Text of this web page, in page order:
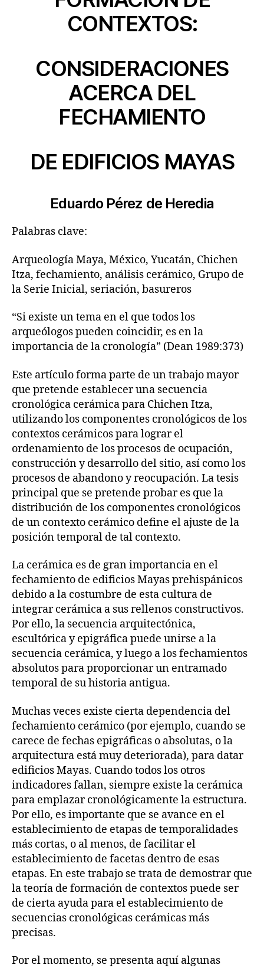
CONTEXTOS:
CONSIDERACIONES
ACERCA DEL
FECHAMIENTO
DE EDIFICIOS MAYAS
Eduardo Pérez de Heredia
Palabras clave:
Arqueología Maya, México, Yucatán, Chichen
Itza, fechamiento, análisis cerámico, Grupo de
la Serie Inicial, seriación, basureros
“Si existe un tema en el que todos los
arqueólogos pueden coincidir, es en la
importancia de la cronología” (Dean 1989:373)
Este artículo forma parte de un trabajo mayor
que pretende establecer una secuencia
cronológica cerámica para Chichen Itza,
utilizando los componentes cronológicos de los
contextos cerámicos para lograr el
ordenamiento de los procesos de ocupación,
construcción y desarrollo del sitio, así como los
procesos de abandono y reocupación. La tesis
principal que se pretende probar es que la
distribución de los componentes cronológicos
de un contexto cerámico define el ajuste de la
posición temporal de tal contexto.
La cerámica es de gran importancia en el
fechamiento de edificios Mayas prehispánicos
debido a la costumbre de esta cultura de
integrar cerámica a sus rellenos constructivos.
Por ello, la secuencia arquitectónica,
escultórica y epigráfica puede unirse a la
secuencia cerámica, y luego a los fechamientos
absolutos para proporcionar un entramado
temporal de su historia antigua.
Muchas veces existe cierta dependencia del
fechamiento cerámico (por ejemplo, cuando se
carece de fechas epigráficas o absolutas, o la
arquitectura está muy deteriorada), para datar
edificios Mayas. Cuando todos los otros
indicadores fallan, siempre existe la cerámica
para emplazar cronológicamente la estructura.
Por ello, es importante que se avance en el
establecimiento de etapas de temporalidades
más cortas, o al menos, de facilitar el
establecimiento de facetas dentro de esas
etapas. En este trabajo se trata de demostrar que
la teoría de formación de contextos puede ser
de cierta ayuda para el establecimiento de
secuencias cronológicas cerámicas más
precisas.
Por el momento, se presenta aquí algunas